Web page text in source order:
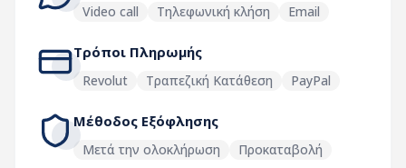
Video call Τηλεφωνική κλήση Email
Τρόποι Πληρωμής
Revolut Τραπεζική Κατάθεση PayPal
Μέθοδος Εξόφλησης
Μετά την ολοκλήρωση Προκαταβολή